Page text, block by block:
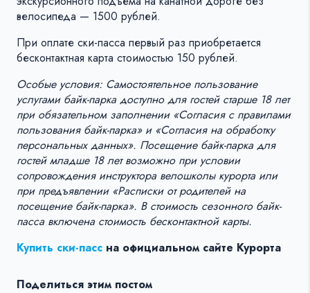
велосипеда — 1500 рублей.
При оплате ски-пасса первый раз приобретается
бесконтактная карта стоимостью 150 рублей.
Особые условия: Самостоятельное пользование
услугами байк-парка доступно для гостей старше 18 лет
при обязательном заполнении «Согласия с правилами
пользования байк-парка» и «Согласия на обработку
персональных данных». Посещение байк-парка для
гостей младше 18 лет возможно при условии
сопровождения инструктора велошколы курорта или
при предъявлении «Расписки от родителей на
посещение байк-парка». В стоимость сезонного байк-
пасса включена стоимость бесконтактной карты.
Купить ски-пасс на официальном сайте Курорта
Поделиться этим постом